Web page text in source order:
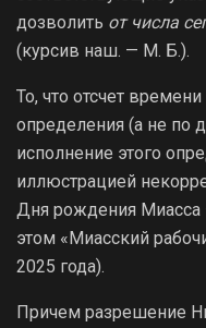
дозволить от числа
(курсив наш. — М. Б.).
То, что отсчет
определения (а не по
исполнение этого
иллюстрацией
Дня рождения Миасса
этом «Миасский
2025 года).
Причем разрешение